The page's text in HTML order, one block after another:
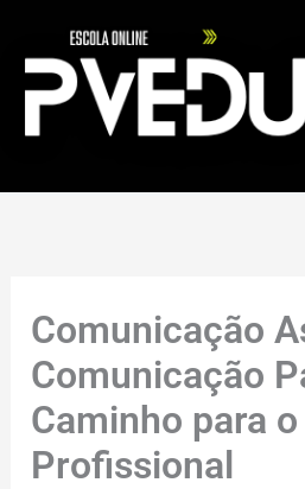
Comunicação
Comunicação
Caminho para
Profissional